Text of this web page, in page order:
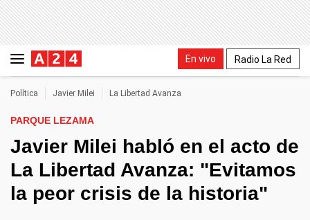
En vivo Radio La Red
Política Javier Milei La Libertad Avanza
PARQUE LEZAMA
Javier Milei habló en el acto de
La Libertad Avanza: "Evitamos
la peor crisis de la historia"